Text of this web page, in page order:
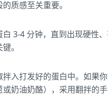
质感至关重要。
3-4 分钟，直到出现硬性
。
入打发好的蛋白中。如果
奶油奶酪），采用翻拌的